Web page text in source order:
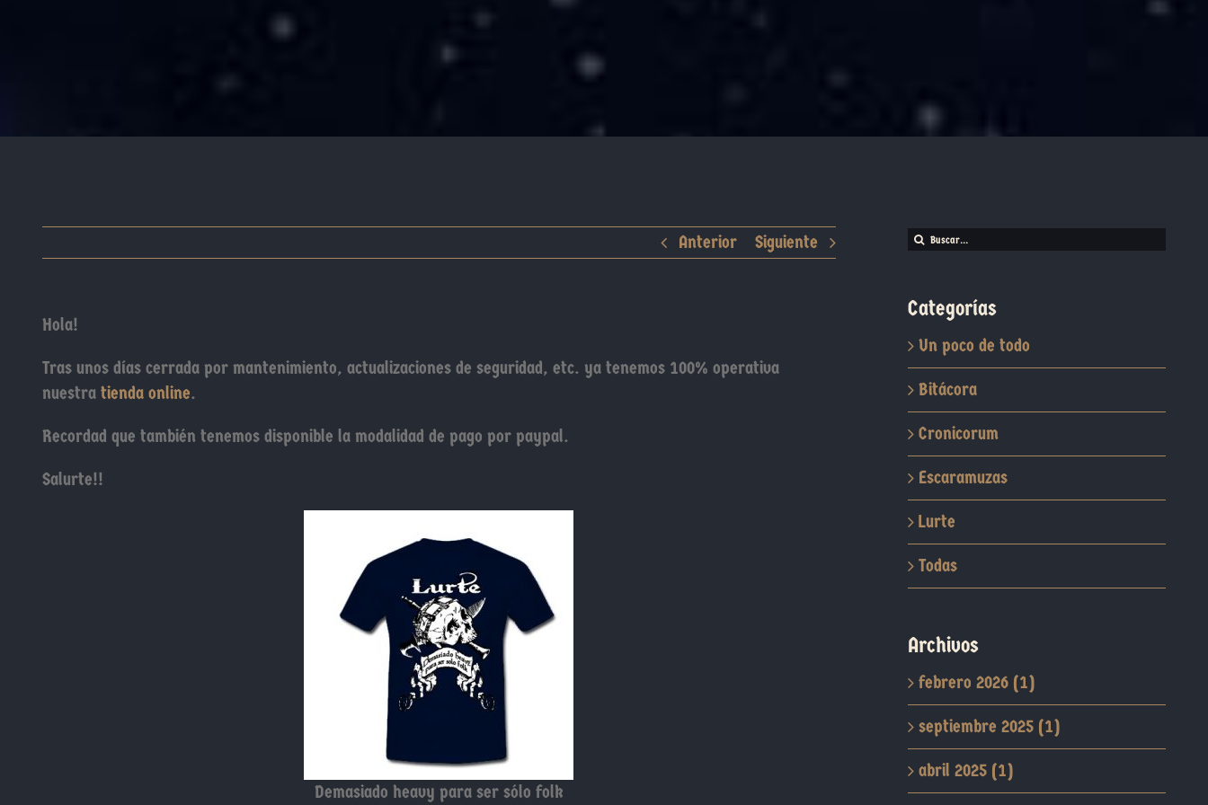
Anterior Siguiente
Hola!
Tras unos días cerrada por mantenimiento, actualizaciones de seguridad, etc. ya tenemos 100% operativa
nuestra tienda online.
Recordad que también tenemos disponible la modalidad de pago por paypal.
Salurte!!
Demasiado heavy para ser sólo folk
Buscar:
Categorías
Un poco de todo
Bitácora
Cronicorum
Escaramuzas
Lurte
Todas
Archivos
febrero 2026 (1)
septiembre 2025 (1)
abril 2025 (1)